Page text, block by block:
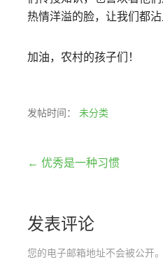
热情洋溢的脸，让我们都沾
加油，农村的孩子们！
发帖时间： 未分类
文
导
航
← 优秀是一种习惯
发表评论
您的电子邮箱地址不会被公开。